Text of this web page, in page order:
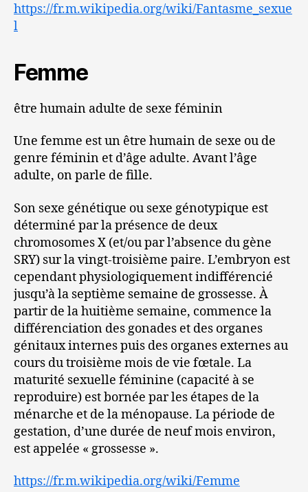
https://fr.m.wikipedia.org/wiki/Fantasme_sexue
l
Femme
être humain adulte de sexe féminin
Une femme est un être humain de sexe ou de
genre féminin et d’âge adulte. Avant l’âge
adulte, on parle de fille.
Son sexe génétique ou sexe génotypique est
déterminé par la présence de deux
chromosomes X (et/ou par l’absence du gène
SRY) sur la vingt-troisième paire. L’embryon est
cependant physiologiquement indifférencié
jusqu’à la septième semaine de grossesse. À
partir de la huitième semaine, commence la
différenciation des gonades et des organes
génitaux internes puis des organes externes au
cours du troisième mois de vie fœtale. La
maturité sexuelle féminine (capacité à se
reproduire) est bornée par les étapes de la
ménarche et de la ménopause. La période de
gestation, d’une durée de neuf mois environ,
est appelée « grossesse ».
https://fr.m.wikipedia.org/wiki/Femme